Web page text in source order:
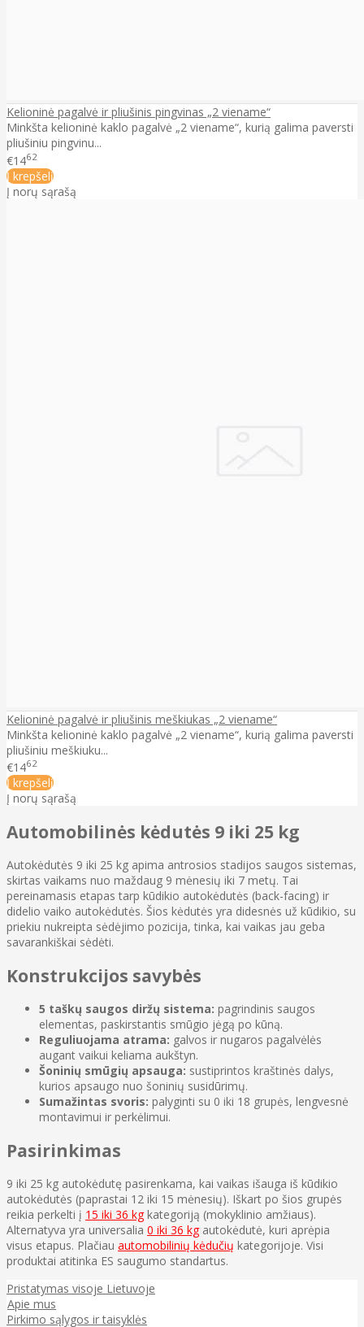
Kelioninė pagalvė ir pliušinis pingvinas „2 viename“
Minkšta kelioninė kaklo pagalvė „2 viename“, kurią galima paversti
pliušiniu pingvinu...
€1462
Į krepšelį
Į norų sąrašą
Kelioninė pagalvė ir pliušinis meškiukas „2 viename“
Minkšta kelioninė kaklo pagalvė „2 viename“, kurią galima paversti
pliušiniu meškiuku...
€1462
Į krepšelį
Į norų sąrašą
Automobilinės kėdutės 9 iki 25 kg
Autokėdutės 9 iki 25 kg apima antrosios stadijos saugos sistemas,
skirtas vaikams nuo maždaug 9 mėnesių iki 7 metų. Tai
pereinamasis etapas tarp kūdikio autokėdutės (back-facing) ir
didelio vaiko autokėdutės. Šios kėdutės yra didesnės už kūdikio, su
priekiu nukreipta sėdėjimo pozicija, tinka, kai vaikas jau geba
savarankiškai sėdėti.
Konstrukcijos savybės
5 taškų saugos diržų sistema: pagrindinis saugos
elementas, paskirstantis smūgio jėgą po kūną.
Reguliuojama atrama: galvos ir nugaros pagalvėlės
augant vaikui keliama aukštyn.
Šoninių smūgių apsauga: sustiprintos kraštinės dalys,
kurios apsaugo nuo šoninių susidūrimų.
Sumažintas svoris: palyginti su 0 iki 18 grupės, lengvesnė
montavimui ir perkėlimui.
Pasirinkimas
9 iki 25 kg autokėdutę pasirenkama, kai vaikas išauga iš kūdikio
autokėdutės (paprastai 12 iki 15 mėnesių). Iškart po šios grupės
reikia perkelti į 15 iki 36 kg kategoriją (mokyklinio amžiaus).
Alternatyva yra universalia 0 iki 36 kg autokėdutė, kuri aprėpia
visus etapus. Plačiau automobilinių kėdučių kategorijoje. Visi
produktai atitinka ES saugumo standartus.
Pristatymas visoje Lietuvoje
Apie mus
Pirkimo sąlygos ir taisyklės